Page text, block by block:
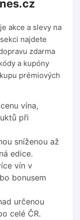
akce a slevy na
najdete
zdarma
a kupóny
prémiových
vína,
při
sníženou až
edice.
vín v
bonusem
určenou
celé ČR.